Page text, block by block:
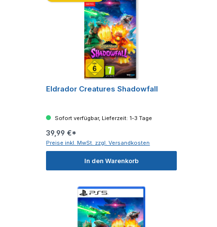
Eldrador Creatures Shadowfall
Sofort verfügbar, Lieferzeit: 1-3 Tage
39,99 €*
Preise inkl. MwSt. zzgl. Versandkosten
In den Warenkorb